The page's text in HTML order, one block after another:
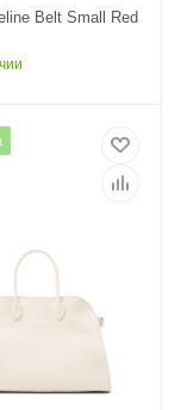
Belt Small Red